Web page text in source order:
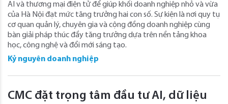
AI và thương mại điện tử để giúp khối doanh nghiệp nhỏ và vừa
của Hà Nội đạt mức tăng trưởng hai con số. Sự kiện là nơi quy tụ
cơ quan quản lý, chuyên gia và cộng đồng doanh nghiệp cùng
bàn giải pháp thúc đẩy tăng trưởng dựa trên nền tảng khoa
học, công nghệ và đổi mới sáng tạo.
Kỷ nguyên doanh nghiệp
CMC đặt trọng tâm đầu tư AI, dữ liệu